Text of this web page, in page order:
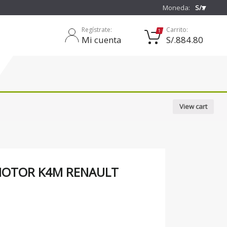
Moneda: S/.
Regístrate:
Mi cuenta
Carrito:
1
S/.884.80
View cart
K4M RENAULT